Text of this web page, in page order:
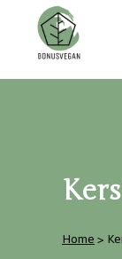
Home>